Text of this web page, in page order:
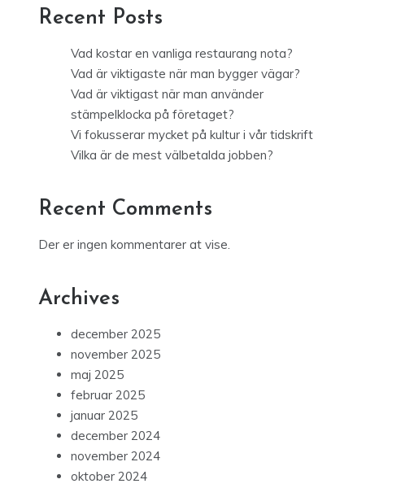
Recent Posts
Vad kostar en vanliga restaurang nota?
Vad är viktigaste när man bygger vägar?
Vad är viktigast när man använder
stämpelklocka på företaget?
Vi fokusserar mycket på kultur i vår tidskrift
Vilka är de mest välbetalda jobben?
Recent Comments
Der er ingen kommentarer at vise.
Archives
december 2025
november 2025
maj 2025
februar 2025
januar 2025
december 2024
november 2024
oktober 2024